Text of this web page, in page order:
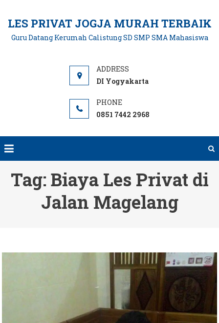
content
LES PRIVAT JOGJA MURAH TERBAIK
Guru Datang Kerumah Calistung SD SMP SMA Mahasiswa
DI Yogyakarta
0851 7442 2968
Tag: Biaya Les Privat di
Jalan Magelang